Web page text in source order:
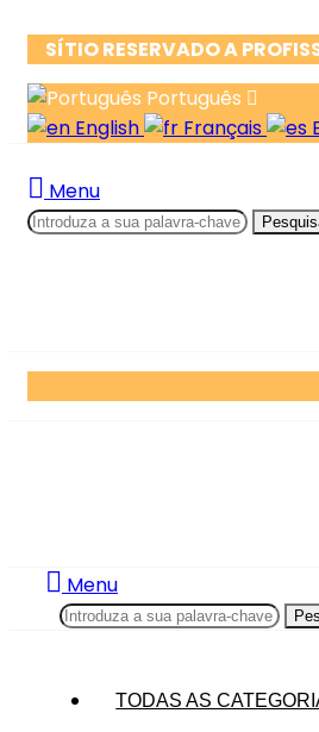
SÍTIO RESERVADO A
Português
English
Français
Menu
Menu
TODAS AS